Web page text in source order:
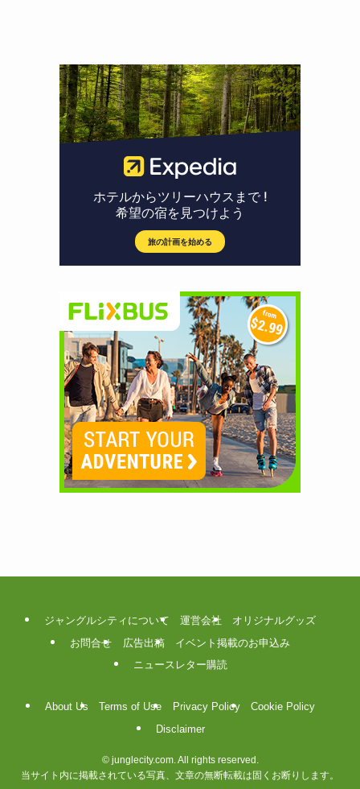
ジャングルシティについて 運営会社
オリジナルグッズ
お問合せ
広告出稿
イベント掲載のお申込み
ニュースレター購読
About Us Terms of Use Privacy Policy
Cookie Policy
Disclaimer
©junglecity.com. All rights reserved.
当サイト内に掲載されている写真、文章の無断転載は固くお断りします。